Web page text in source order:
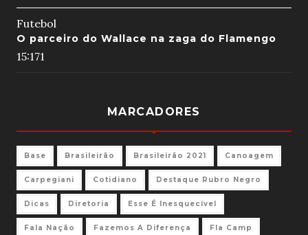
Futebol
O parceiro do Wallace na zaga do Flamengo
15:171
MARCADORES
Base Brasileirão Brasileirão 2021 Canoagem
Carpegiani Cotidiano Destaque Rubro Negro
Dicas Diretoria Esse É Inesquecível
Fala Nação Fazemos A Diferença Fla Camp